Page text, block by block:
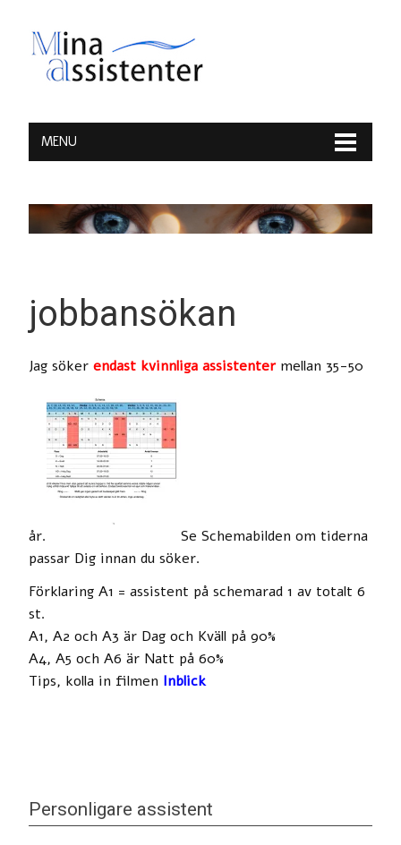
MENU
jobbansökan
Jag söker endast kvinnliga assistentermellan 35-50
år.
Se Schemabilden om tiderna
passar Dig innan du söker.
Förklaring A1 = assistent på schemarad 1 av totalt 6
st.
A1, A2 och A3 är Dag och Kväll på 90%
A4, A5 och A6 är Natt på 60%
Tips, kolla in filmen Inblick
Personligare assistent